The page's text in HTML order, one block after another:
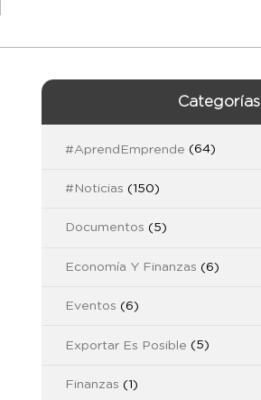
Categorías
#AprendEmprende (64)
#Noticias (150)
Documentos (5)
Economía Y Finanzas (6)
Eventos (6)
Exportar Es Posible (5)
Finanzas (1)